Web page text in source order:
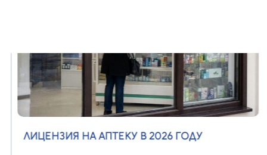
ЛИЦЕНЗИЯ НА АПТЕКУ В 2026 ГОДУ